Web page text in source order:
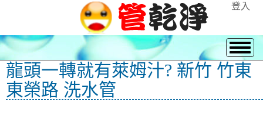
登入
龍頭一轉就有萊姆汁? 新竹 竹東
東榮路 洗水管